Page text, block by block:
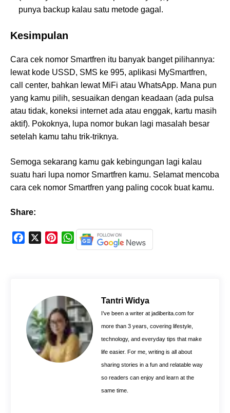
punya backup kalau satu metode gagal.
Kesimpulan
Cara cek nomor Smartfren itu banyak banget pilihannya:
lewat kode USSD, SMS ke 995, aplikasi MySmartfren,
call center, bahkan lewat MiFi atau WhatsApp. Mana pun
yang kamu pilih, sesuaikan dengan keadaan (ada pulsa
atau tidak, koneksi internet ada atau enggak, kartu masih
aktif). Pokoknya, lupa nomor bukan lagi masalah besar
setelah kamu tahu trik-triknya.
Semoga sekarang kamu gak kebingungan lagi kalau
suatu hari lupa nomor Smartfren kamu. Selamat mencoba
cara cek nomor Smartfren yang paling cocok buat kamu.
Share:
k
e
s
t
W
h
A
p
p
Tantri Widya
I’ve been a writer at jadiberita.com for
more than 3 years, covering lifestyle,
technology, and everyday tips that make
life easier. For me, writing is all about
sharing stories in a fun and relatable way
so readers can enjoy and learn at the
same time.